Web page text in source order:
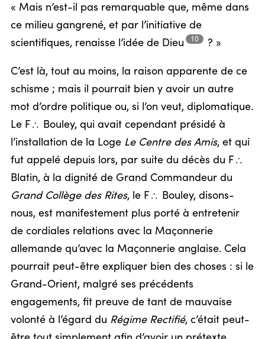
« Mais n’est-il pas remarquable que, même dans
ce milieu gangrené, et par l’initiative de
scientifiques, renaisse l’idée de Dieu 10 ? »
C’est là, tout au moins, la raison apparente de ce
schisme ; mais il pourrait bien y avoir un autre
mot d’ordre politique ou, si l’on veut, diplomatique.
Le F /
Bouley, qui avait cependant présidé à
l’installation de la Loge Le Centre des Amis, et qui
fut appelé depuis lors, par suite du décès du F /
Blatin, à la dignité de Grand Commandeur du
Grand Collège des Rites, le F /
Bouley, disons-
nous, est manifestement plus porté à entretenir
de cordiales relations avec la Maçonnerie
allemande qu’avec la Maçonnerie anglaise. Cela
pourrait peut-être expliquer bien des choses : si le
Grand-Orient, malgré ses précédents
engagements, fit preuve de tant de mauvaise
volonté à l’égard du Régime Rectifié, c’était peut-